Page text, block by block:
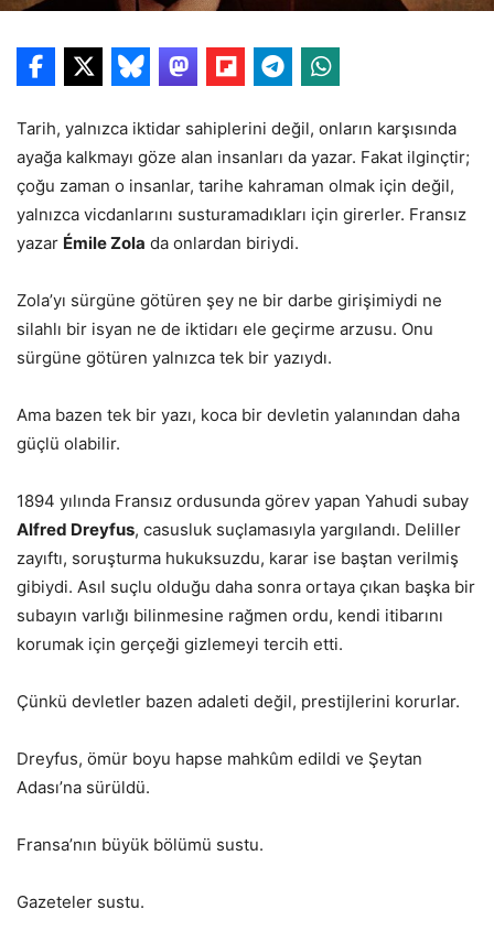
Tarih, yalnızca iktidar sahiplerini değil, onların karşısında
ayağa kalkmayı göze alan insanları da yazar. Fakat ilginçtir;
çoğu zaman o insanlar, tarihe kahraman olmak için değil,
yalnızca vicdanlarını susturamadıkları için girerler. Fransız
yazar Émile Zola da onlardan biriydi.
Zola’yı sürgüne götüren şey ne bir darbe girişimiydi ne
silahlı bir isyan ne de iktidarı ele geçirme arzusu. Onu
sürgüne götüren yalnızca tek bir yazıydı.
Ama bazen tek bir yazı, koca bir devletin yalanından daha
güçlü olabilir.
1894 yılında Fransız ordusunda görev yapan Yahudi subay
Alfred Dreyfus, casusluk suçlamasıyla yargılandı. Deliller
zayıftı, soruşturma hukuksuzdu, karar ise baştan verilmiş
gibiydi. Asıl suçlu olduğu daha sonra ortaya çıkan başka bir
subayın varlığı bilinmesine rağmen ordu, kendi itibarını
korumak için gerçeği gizlemeyi tercih etti.
Çünkü devletler bazen adaleti değil, prestijlerini korurlar.
Dreyfus, ömür boyu hapse mahkûm edildi ve Şeytan
Adası’na sürüldü.
Fransa’nın büyük bölümü sustu.
Gazeteler sustu.